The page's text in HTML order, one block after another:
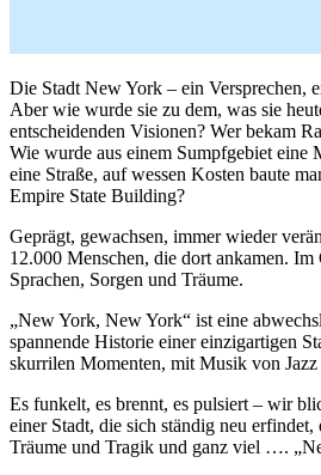
Die Stadt New York – ein Versprechen,
Aber wie wurde sie zu dem, was sie
entscheidenden Visionen? Wer bekam
Wie wurde aus einem Sumpfgebiet eine
eine Straße, auf wessen Kosten baute
Empire State Building?
Geprägt, gewachsen, immer wieder
12.000 Menschen, die dort ankamen. Im
Sprachen, Sorgen und Träume.
„New York, New York“ ist eine
spannende Historie einer einzigartigen
skurrilen Momenten, mit Musik von
Es funkelt, es brennt, es pulsiert – wir
einer Stadt, die sich ständig neu
Träume und Tragik und ganz viel ….